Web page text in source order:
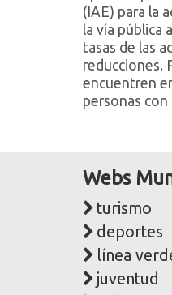
(IAE) para la
la vía pública
tasas de las
reducciones.
encuentren
personas
Webs
turismo
deportes
línea
juventud